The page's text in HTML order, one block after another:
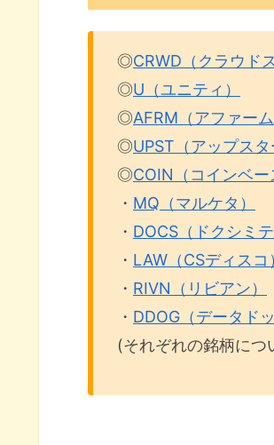
◎CRWD（クラウド
◎U（ユニティ）
◎AFRM（アファーム
◎UPST（アップスタ
◎COIN（コインベー
・ MQ（マルケタ）
・ DOCS（ドクシミテ
・ LAW（CSディスコ
・ RIVN（リビアン）
・ DDOG（データドッ
(それぞれの銘柄につ